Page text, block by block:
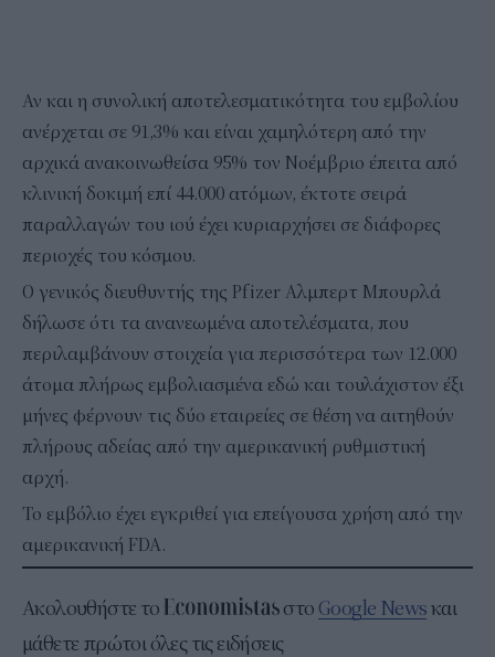
Αν και η συνολική αποτελεσματικότητα του εμβολίου
ανέρχεται σε 91,3% και είναι χαμηλότερη από την
αρχικά ανακοινωθείσα 95% τον Νοέμβριο έπειτα από
κλινική δοκιμή επί 44.000 ατόμων, έκτοτε σειρά
παραλλαγών του ιού έχει κυριαρχήσει σε διάφορες
περιοχές του κόσμου.
Ο γενικός διευθυντής της Pfizer Αλμπερτ Μπουρλά
δήλωσε ότι τα ανανεωμένα αποτελέσματα, που
περιλαμβάνουν στοιχεία για περισσότερα των 12.000
άτομα πλήρως εμβολιασμένα εδώ και τουλάχιστον έξι
μήνες φέρνουν τις δύο εταιρείες σε θέση να αιτηθούν
πλήρους αδείας από την αμερικανική ρυθμιστική
αρχή.
Το εμβόλιο έχει εγκριθεί για επείγουσα χρήση από την
αμερικανική FDA.
Ακολουθήστε το στο Google Newsκαι
μάθετε πρώτοι όλες τις ειδήσεις